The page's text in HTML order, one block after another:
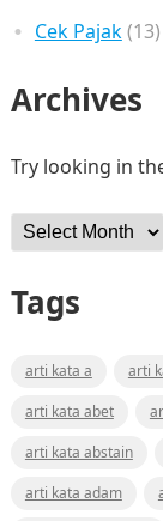
Cek Pajak(13)
Archives
Try looking in
Archives
Tags
arti kata a arti
arti kata abet
arti kata abstain
arti kata adam